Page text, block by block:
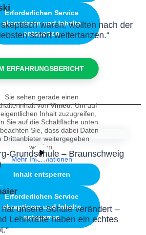
Erforderlichen Service
akzeptieren und Inhalte
entsperren
waren, wollten nach der
sofort weitertanzen.“
ERFAHRUNGSBERICHT
Sie sehen gerade einen
vonVimeo. Um auf
Inhalt zuzugreifen,
Sie auf die Schaltfläche unten.
Sie, dass dabei Daten
Drittanbieter weitergegeben
werden.
Mehr Informationen
Inhalt entsperren
Erforderlichen Service
akzeptieren und Inhalte
entsperren
Grundschule – Braunschweig
hat unsere Schule verändert –
Lehrkräfte haben ein echtes